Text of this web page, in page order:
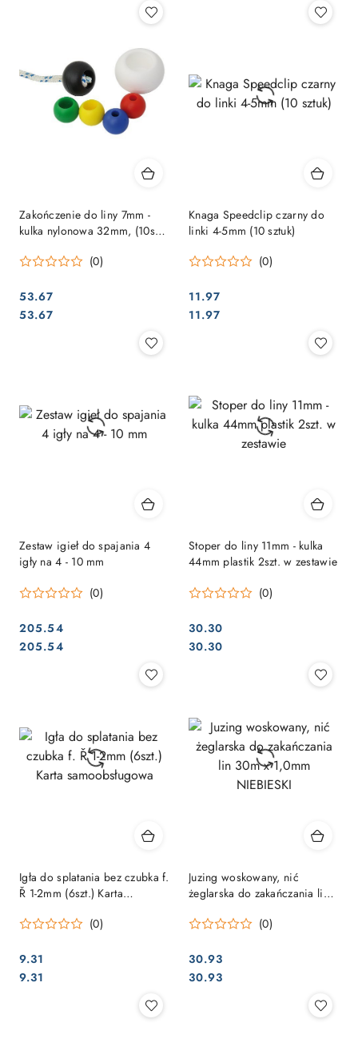
Zakończenie do liny 7mm -
kulka nylonowa 32mm, (10szt.
(0)
Cena:
53.67
Cena:
53.67
Knaga Speedclip czarny do
linki 4-5mm (10 sztuk)
(0)
Cena:
11.97
Cena:
11.97
Zestaw igieł do spajania 4
igły na 4 - 10 mm
(0)
Cena:
205.54
Cena:
205.54
Stoper do liny 11mm - kulka
44mm plastik 2szt. w zestawie
(0)
Cena:
30.30
Cena:
30.30
Igła do splatania bez czubka f.
Ř 1-2mm (6szt.) Karta
(0)
Cena:
9.31
Cena:
9.31
Juzing woskowany, nić
żeglarska do zakańczania lin
(0)
Cena:
30.93
Cena:
30.93